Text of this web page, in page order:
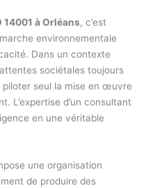
à Orléans, c’est
environnementale
Dans un contexte
sociétales toujours
seul la mise en œuvre
L’expertise d’un consultant
en une véritable
une organisation
de produire des